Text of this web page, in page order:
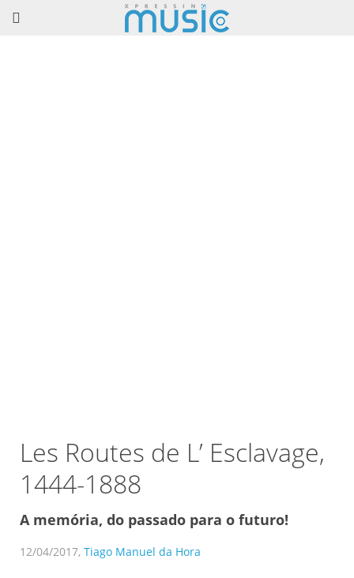
Les Routes de L’ Esclavage,
1444-1888
A memória, do passado para o futuro!
12/04/2017, Tiago Manuel da Hora